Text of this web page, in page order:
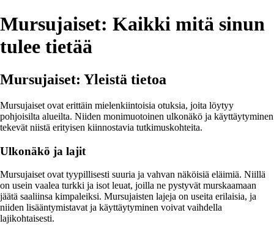
Mursujaiset: Kaikki mitä sinun
tulee tietää
Mursujaiset: Yleistä tietoa
Mursujaiset ovat erittäin mielenkiintoisia otuksia, joita löytyy
pohjoisilta alueilta. Niiden monimuotoinen ulkonäkö ja käyttäytyminen
tekevät niistä erityisen kiinnostavia tutkimuskohteita.
Ulkonäkö ja lajit
Mursujaiset ovat tyypillisesti suuria ja vahvan näköisiä eläimiä. Niillä
on usein vaalea turkki ja isot leuat, joilla ne pystyvät murskaamaan
jäätä saaliinsa kimpaleiksi. Mursujaisten lajeja on useita erilaisia, ja
niiden lisääntymistavat ja käyttäytyminen voivat vaihdella
lajikohtaisesti.